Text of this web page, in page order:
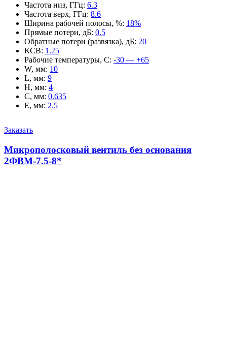
Частота низ, ГГц: 6.3
Частота верх, ГГц: 8.6
Ширина рабочей полосы, %: 18%
Прямые потери, дБ: 0.5
Обратные потери (развязка), дБ: 20
КСВ: 1.25
Рабочие температуры, С: -30 — +65
W, мм: 10
L, мм: 9
H, мм: 4
C, мм: 0.635
E, мм: 2.5
Заказать
Микрополосковый вентиль без основания
2ФВМ-7.5-8*